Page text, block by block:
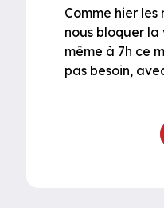
Comme hier
nous bloquer la
même à 7h ce
pas besoin,